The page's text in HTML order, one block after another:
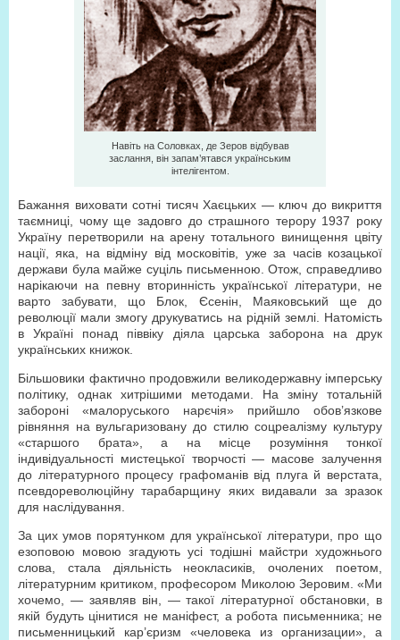
Навіть на Соловках, де Зеров відбував
заслання, він запам’ятався українським
інтелігентом.
Бажання виховати сотні тисяч Хаєцьких — ключ до викриття
таємниці, чому ще задовго до страшного терору 1937 року
Україну перетворили на арену тотального винищення цвіту
нації, яка, на відміну від московітів, уже за часів козацької
держави була майже суціль письменною. Отож, справедливо
нарікаючи на певну вторинність української літератури, не
варто забувати, що Блок, Єсенін, Маяковський ще до
революції мали змогу друкуватись на рідній землі. Натомість
в Україні понад піввіку діяла царська заборона на друк
українських книжок.
Більшовики фактично продовжили великодержавну імперську
політику, однак хитрішими методами. На зміну тотальній
забороні «малоруського нарєчія» прийшло обов’язкове
рівняння на вульгаризовану до стилю соцреалізму культуру
«старшого брата», а на місце розуміння тонкої
індивідуальності мистецької творчості — масове залучення
до літературного процесу графоманів від плуга й верстата,
псевдореволюційну тарабарщину яких видавали за зразок
для наслідування.
За цих умов порятунком для української літератури, про що
езоповою мовою згадують усі тодішні майстри художнього
слова, стала діяльність неокласиків, очолених поетом,
літературним критиком, професором Миколою Зеровим. «Ми
хочемо, — заявляв він, — такої літературної обстановки, в
якій будуть цінитися не маніфест, а робота письменника; не
письменницький кар’єризм «человека из организации», а